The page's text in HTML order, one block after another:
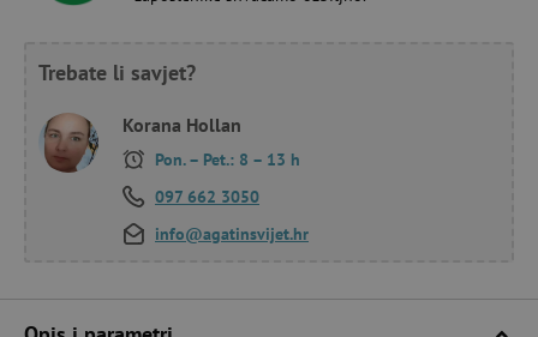
Trebate li savjet?
Korana Hollan
Pon. – Pet.: 8 – 13 h
097 662 3050
info@agatinsvijet.hr